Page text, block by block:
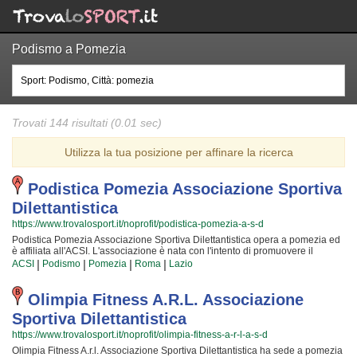
Podismo a Pomezia
Trovati 144 risultati (0.01 sec)
Utilizza la tua posizione per affinare la ricerca
Podistica Pomezia Associazione Sportiva
Dilettantistica
https://www.trovalosport.it/noprofit/podistica-pomezia-a-s-d
Podistica Pomezia Associazione Sportiva Dilettantistica opera a pomezia ed
è affiliata all'ACSI. L'associazione è nata con l'intento di promuovere il
podismo organizzando gare sul territorio e corsi per bambini, ragazzi e
adulti. L'attività è incentrata sia sul miglioramento delle capacità motorie e
fisiche degli atleti sia sulla creazione di quelle qualità personali che si
acquisiscono quotidianamente affrontando sfide articolate. Proprio per
questo motivo gli istruttori sono tra i più preparati della provincia e sono
capaci di trasmettere quelle qualità in cui Podistica Pomezia Associazione
Sportiva Dilettantistica crede fin dalla sua genesi. La passione, i sacrifici e la
continua ricerca della chiave per migliorare e superare i propri limiti
personali rendono il podismo uno sport unico e da cui si viene
ACSI | Podismo | Pomezia | Roma | Lazio
Olimpia Fitness A.r.l. Associazione
Sportiva Dilettantistica
https://www.trovalosport.it/noprofit/olimpia-fitness-a-r-l-a-s-d
Olimpia Fitness A.r.l. Associazione Sportiva Dilettantistica ha sede a pomezia